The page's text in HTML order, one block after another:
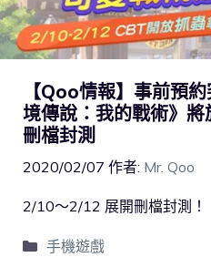
【Qoo情報】事前預
境傳說：我的戰術》
刪檔封測
2020/02/07 作者: Mr. Qoo
2/10～2/12 展開刪檔封測！
手機遊戲